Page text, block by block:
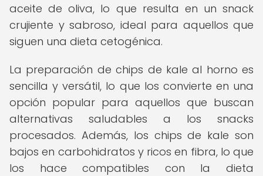
aceite de oliva, lo que resulta en un snack
crujiente y sabroso, ideal para aquellos que
siguen una dieta cetogénica.
La preparación de chips de kale al horno es
sencilla y versátil, lo que los convierte en una
opción popular para aquellos que buscan
alternativas saludables a los snacks
procesados. Además, los chips de kale son
bajos en carbohidratos y ricos en fibra, lo que
los hace compatibles con la dieta